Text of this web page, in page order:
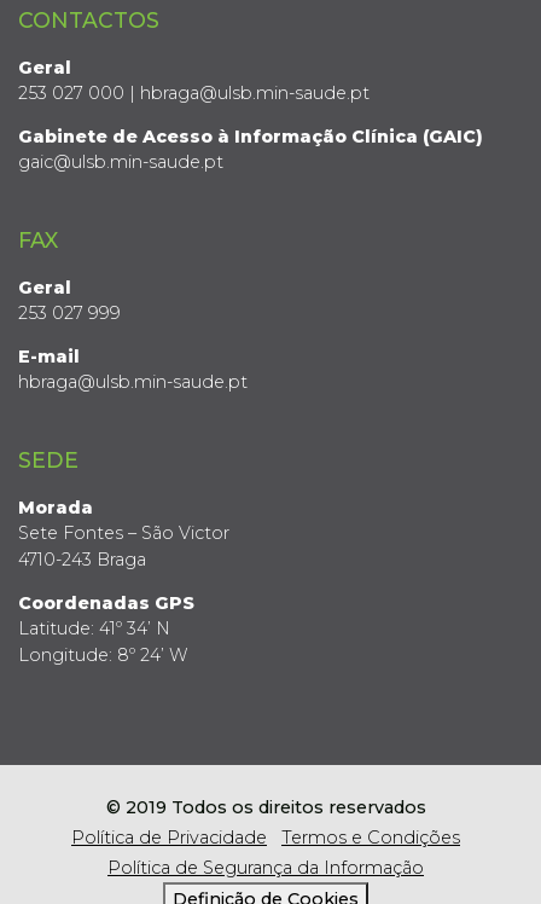
CONTACTOS
Geral
253 027 000 | hbraga@ulsb.min-saude.pt
Gabinete de Acesso à Informação Clínica (GAIC)
gaic@ulsb.min-saude.pt
FAX
Geral
253 027 999
E-mail
hbraga@ulsb.min-saude.pt
SEDE
Morada
Sete Fontes – São Victor
4710-243 Braga
Coordenadas GPS
Latitude: 41º 34’ N
Longitude: 8º 24’ W
© 2019 Todos os direitos reservados
Política de Privacidade
Termos e Condições
Política de Segurança da Informação
Definição de Cookies